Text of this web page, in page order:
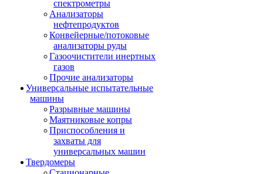
спектрометры
Анализаторы
нефтепродуктов
Конвейерные/потоковые
анализаторы руды
Газоочистители инертных
газов
Прочие анализаторы
Универсальные испытательные
машины
Разрывные машины
Маятниковые копры
Приспособления и
захваты для
универсальных машин
Твердомеры